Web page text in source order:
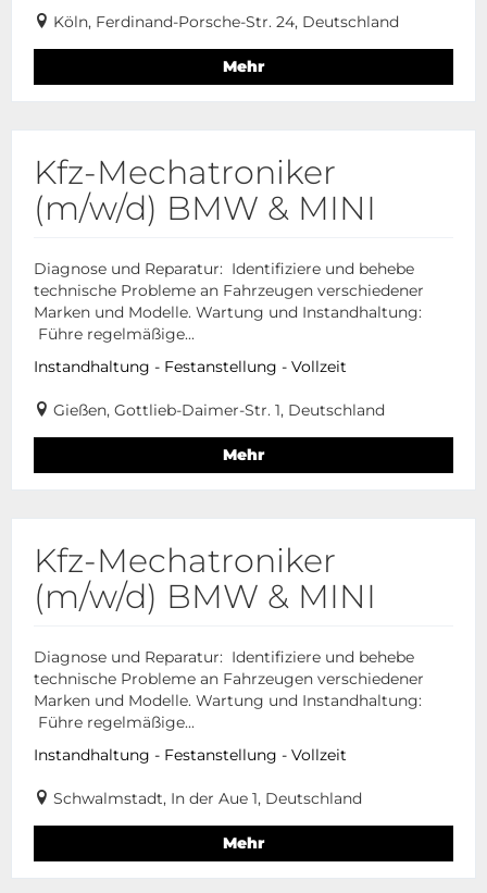
Köln, Ferdinand-Porsche-Str. 24, Deutschland
Mehr
Kfz-Mechatroniker
(m/w/d) BMW & MINI
Diagnose und Reparatur: Identifiziere und behebe
technische Probleme an Fahrzeugen verschiedener
Marken und Modelle. Wartung und Instandhaltung:
Führe regelmäßige...
Instandhaltung - Festanstellung - Vollzeit
Gießen, Gottlieb-Daimer-Str. 1, Deutschland
Mehr
Kfz-Mechatroniker
(m/w/d) BMW & MINI
Diagnose und Reparatur: Identifiziere und behebe
technische Probleme an Fahrzeugen verschiedener
Marken und Modelle. Wartung und Instandhaltung:
Führe regelmäßige...
Instandhaltung - Festanstellung - Vollzeit
Schwalmstadt, In der Aue 1, Deutschland
Mehr